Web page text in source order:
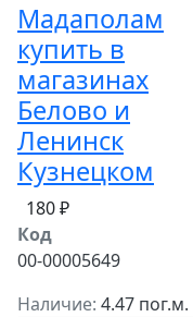
Мадаполам
купить в
магазинах
Белово и
Ленинск
Кузнецком
180 ₽
Код
00-00005649
Наличие: 4.47 пог.м.